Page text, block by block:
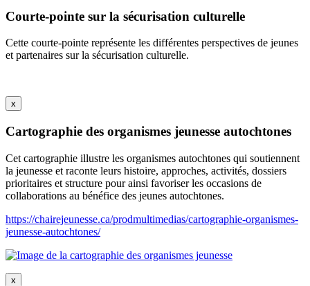
Courte-pointe sur la sécurisation culturelle
Cette courte-pointe représente les différentes perspectives de jeunes
et partenaires sur la sécurisation culturelle.
x
Cartographie des organismes jeunesse autochtones
Cet cartographie illustre les organismes autochtones qui soutiennent
la jeunesse et raconte leurs histoire, approches, activités, dossiers
prioritaires et structure pour ainsi favoriser les occasions de
collaborations au bénéfice des jeunes autochtones.
https://chairejeunesse.ca/prodmultimedias/cartographie-organismes-
jeunesse-autochtones/
x